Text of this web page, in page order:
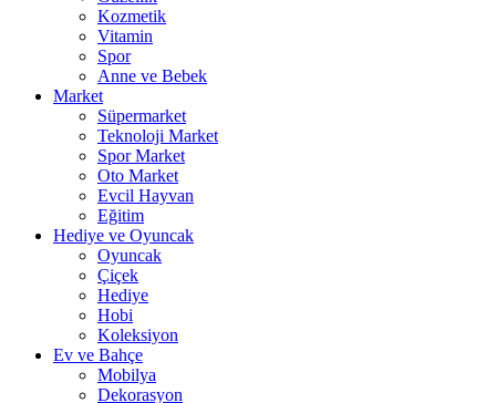
Kozmetik
Vitamin
Spor
Anne ve Bebek
Market
Süpermarket
Teknoloji Market
Spor Market
Oto Market
Evcil Hayvan
Eğitim
Hediye ve Oyuncak
Oyuncak
Çiçek
Hediye
Hobi
Koleksiyon
Ev ve Bahçe
Mobilya
Dekorasyon